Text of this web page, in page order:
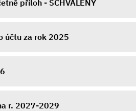
příloh - SCHVÁLENÝ
účtu za rok 2025
r. 2027-2029